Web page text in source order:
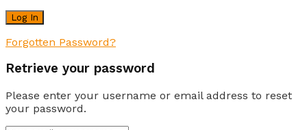
Forgotten Password?
Retrieve your password
Please enter your username or email address to reset
your password.